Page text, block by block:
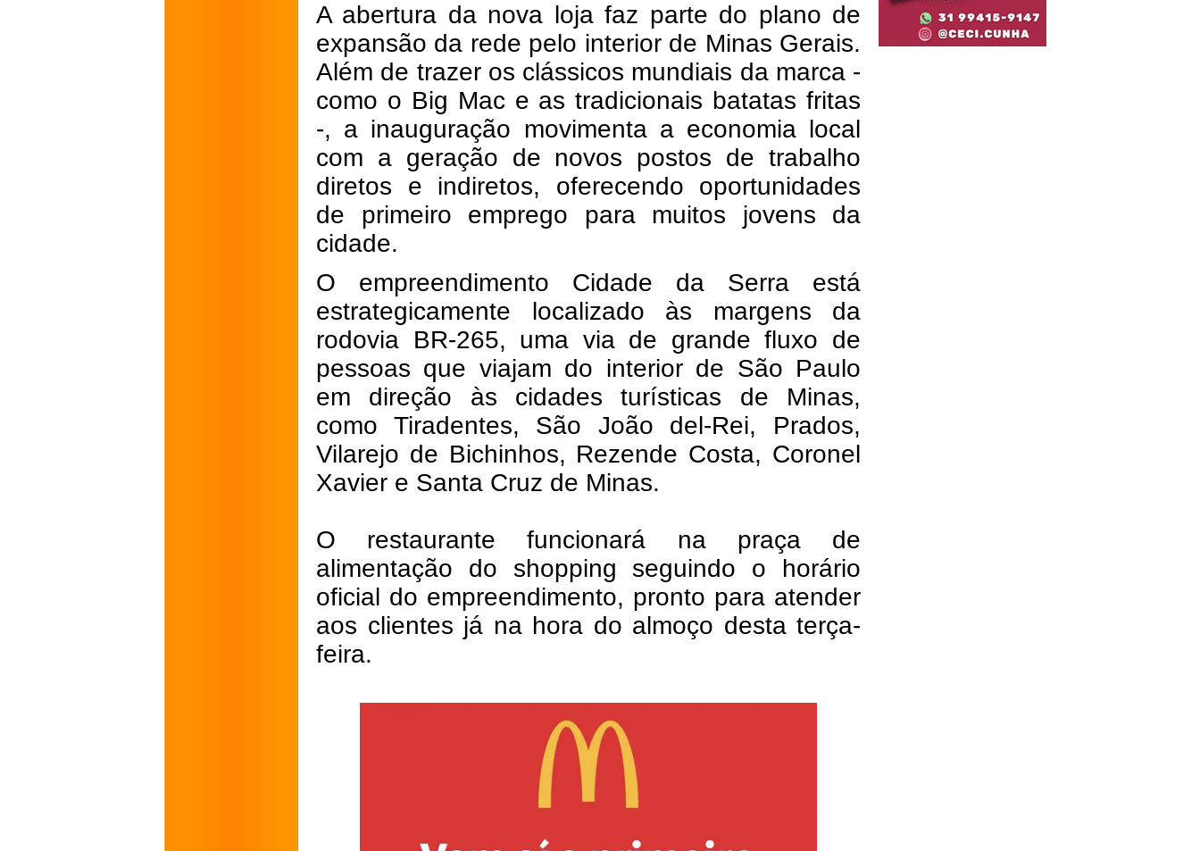
A abertura da nova loja faz parte do plano de
expansão da rede pelo interior de Minas Gerais.
Além de trazer os clássicos mundiais da marca -
como o Big Mac e as tradicionais batatas fritas
-, a inauguração movimenta a economia local
com a geração de novos postos de trabalho
diretos e indiretos, oferecendo oportunidades
de primeiro emprego para muitos jovens da
cidade.
O empreendimento Cidade da Serra está
estrategicamente localizado às margens da
rodovia BR-265, uma via de grande fluxo de
pessoas que viajam do interior de São Paulo
em direção às cidades turísticas de Minas,
como Tiradentes, São João del-Rei, Prados,
Vilarejo de Bichinhos, Rezende Costa, Coronel
Xavier e Santa Cruz de Minas.
O restaurante funcionará na praça de
alimentação do shopping seguindo o horário
oficial do empreendimento, pronto para atender
aos clientes já na hora do almoço desta terça-
feira.